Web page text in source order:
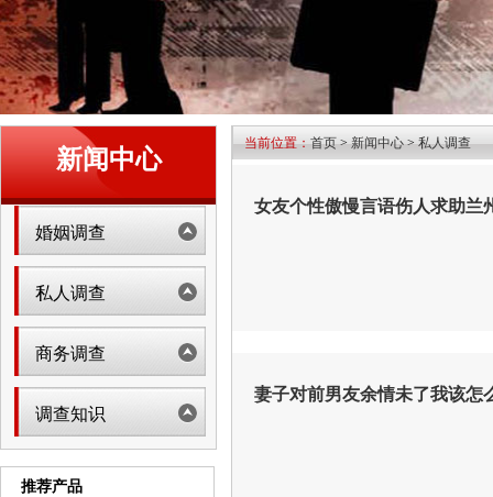
新闻中心
婚姻调查
私人调查
商务调查
调查知识
推荐产品
当前位置：首页>新闻中心>私人调查
女友个性傲慢言语伤人求助兰
妻子对前男友余情未了我该怎